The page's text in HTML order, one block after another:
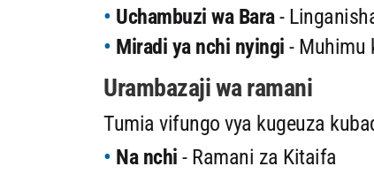
Uchambuzi wa Bara-
Miradi ya nchi nyingi - Muhimu
Urambazaji wa ramani
Tumia vifungo vya kugeuza
Na nchi - Ramani za Kitaifa